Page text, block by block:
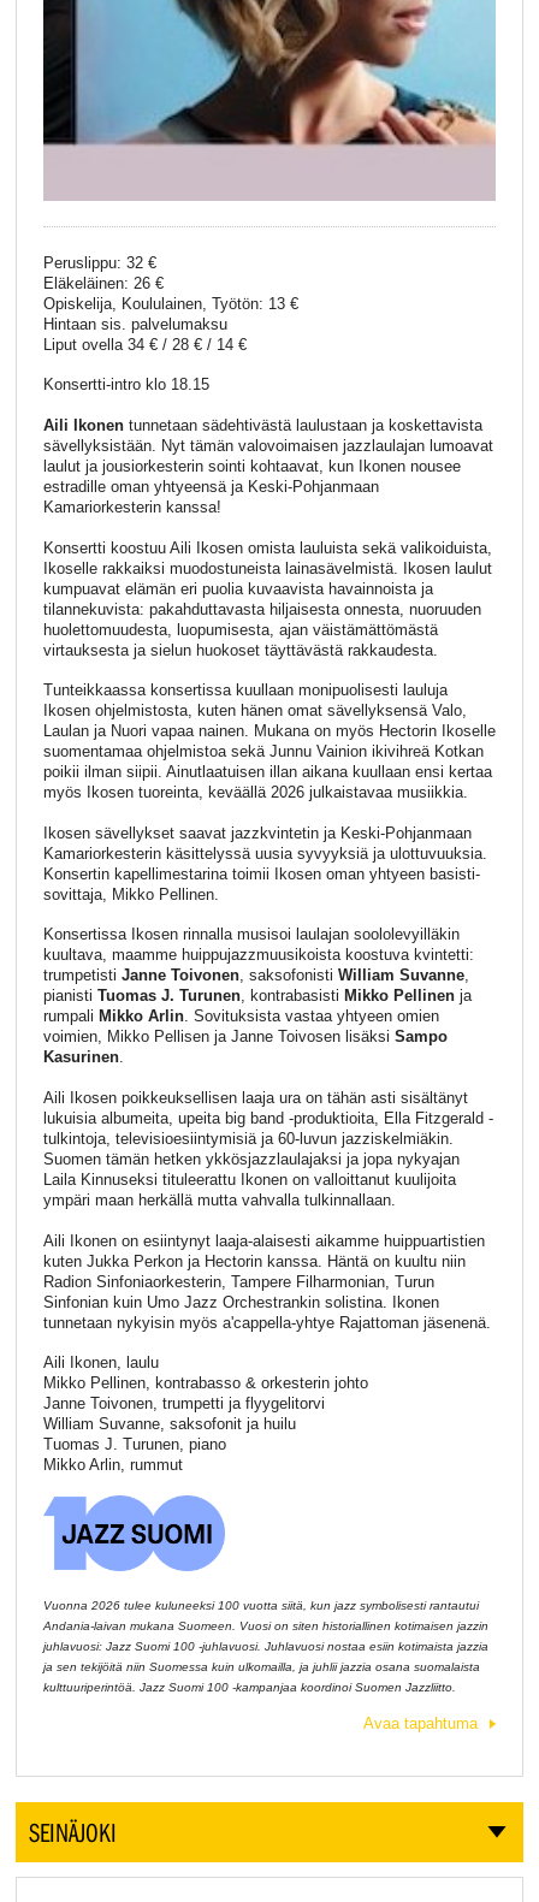
Peruslippu: 32 €
Eläkeläinen: 26 €
Opiskelija, Koululainen, Työtön: 13 €
Hintaan sis. palvelumaksu
Liput ovella 34 € / 28 € / 14 €
Konsertti-intro klo 18.15
Aili Ikonentunnetaan sädehtivästä laulustaan ja koskettavista
sävellyksistään. Nyt tämän valovoimaisen jazzlaulajan lumoavat
laulut ja jousiorkesterin sointi kohtaavat, kun Ikonen nousee
estradille oman yhtyeensä ja Keski-Pohjanmaan
Kamariorkesterin kanssa!
Konsertti koostuu Aili Ikosen omista lauluista sekä valikoiduista,
Ikoselle rakkaiksi muodostuneista lainasävelmistä. Ikosen laulut
kumpuavat elämän eri puolia kuvaavista havainnoista ja
tilannekuvista: pakahduttavasta hiljaisesta onnesta, nuoruuden
huolettomuudesta, luopumisesta, ajan väistämättömästä
virtauksesta ja sielun huokoset täyttävästä rakkaudesta.
Tunteikkaassa konsertissa kuullaan monipuolisesti lauluja
Ikosen ohjelmistosta, kuten hänen omat sävellyksensä Valo,
Laulan ja Nuori vapaa nainen. Mukana on myös Hectorin Ikoselle
suomentamaa ohjelmistoa sekä Junnu Vainion ikivihreä Kotkan
poikii ilman siipii. Ainutlaatuisen illan aikana kuullaan ensi kertaa
myös Ikosen tuoreinta, keväällä 2026 julkaistavaa musiikkia.
Ikosen sävellykset saavat jazzkvintetin ja Keski-Pohjanmaan
Kamariorkesterin käsittelyssä uusia syvyyksiä ja ulottuvuuksia.
Konsertin kapellimestarina toimii Ikosen oman yhtyeen basisti-
sovittaja, Mikko Pellinen.
Konsertissa Ikosen rinnalla musisoi laulajan soololevyilläkin
kuultava, maamme huippujazzmuusikoista koostuva kvintetti:
trumpetisti Janne Toivonen, saksofonisti William Suvanne,
pianisti Tuomas J. Turunen, kontrabasisti Mikko Pellinenja
rumpali Mikko Arlin. Sovituksista vastaa yhtyeen omien
voimien, Mikko Pellisen ja Janne Toivosen lisäksi Sampo
Kasurinen.
Aili Ikosen poikkeuksellisen laaja ura on tähän asti sisältänyt
lukuisia albumeita, upeita big band -produktioita, Ella Fitzgerald -
tulkintoja, televisioesiintymisiä ja 60-luvun jazziskelmiäkin.
Suomen tämän hetken ykkösjazzlaulajaksi ja jopa nykyajan
Laila Kinnuseksi tituleerattu Ikonen on valloittanut kuulijoita
ympäri maan herkällä mutta vahvalla tulkinnallaan.
Aili Ikonen on esiintynyt laaja-alaisesti aikamme huippuartistien
kuten Jukka Perkon ja Hectorin kanssa. Häntä on kuultu niin
Radion Sinfoniaorkesterin, Tampere Filharmonian, Turun
Sinfonian kuin Umo Jazz Orchestrankin solistina. Ikonen
tunnetaan nykyisin myös a'cappella-yhtye Rajattoman jäsenenä.
Aili Ikonen, laulu
Mikko Pellinen, kontrabasso & orkesterin johto
Janne Toivonen, trumpetti ja flyygelitorvi
William Suvanne, saksofonit ja huilu
Tuomas J. Turunen, piano
Mikko Arlin, rummut
Vuonna 2026 tulee kuluneeksi 100 vuotta siitä, kun jazz symbolisesti rantautui
Andania-laivan mukana Suomeen. Vuosi on siten historiallinen kotimaisen jazzin
juhlavuosi: Jazz Suomi 100 -juhlavuosi. Juhlavuosi nostaa esiin kotimaista jazzia
ja sen tekijöitä niin Suomessa kuin ulkomailla, ja juhlii jazzia osana suomalaista
kulttuuriperintöä. Jazz Suomi 100 -kampanjaa koordinoi Suomen Jazzliitto.
Avaa tapahtuma
SEINÄJOKI